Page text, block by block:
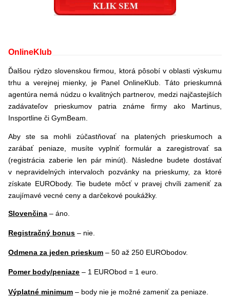
OnlineKlub
Ďalšou rýdzo slovenskou firmou, ktorá pôsobí v oblasti výskumu
trhu a verejnej mienky, je Panel OnlineKlub. Táto prieskumná
agentúra nemá núdzu o kvalitných partnerov, medzi najčastejších
zadávateľov prieskumov patria známe firmy ako Martinus,
Insportline či GymBeam.
Aby ste sa mohli zúčastňovať na platených prieskumoch a
zarábať peniaze, musíte vyplniť formulár a zaregistrovať sa
(registrácia zaberie len pár minút). Následne budete dostávať
v nepravidelných intervaloch pozvánky na prieskumy, za ktoré
získate EURObody. Tie budete môcť v pravej chvíli zameniť za
zaujímavé vecné ceny a darčekové poukážky.
Slovenčina – áno.
Registračný bonus – nie.
Odmena za jeden prieskum – 50 až 250 EURObodov.
Pomer body/peniaze – 1 EURObod = 1 euro.
Výplatné minimum – body nie je možné zameniť za peniaze.